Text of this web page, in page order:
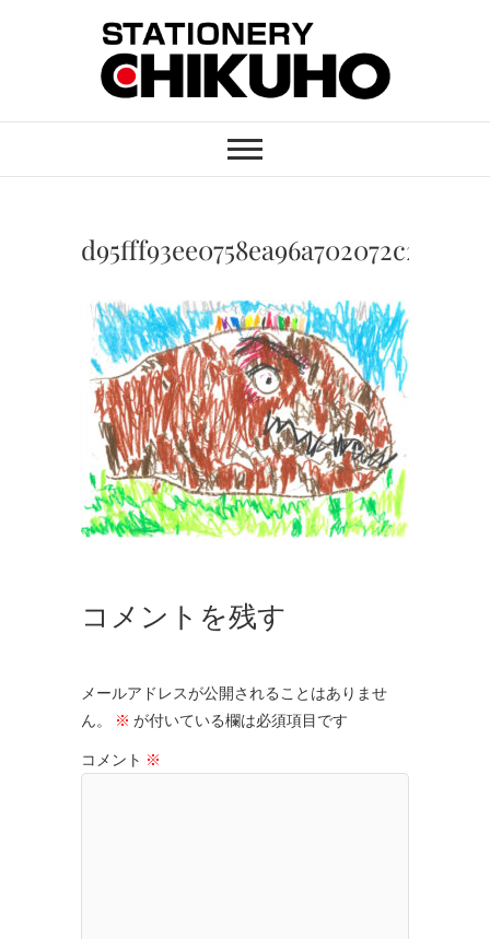
STATIONERY
CHIKUHO
d95fff93ee0758ea96a702072c2535a7
コメントを残す
メールアドレスが公開されることはありませ
ん。
※ が付いている欄は必須項目です
コメント ※